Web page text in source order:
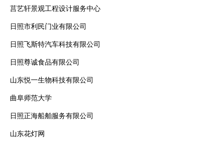
莒艺轩景观工程设计服务中心
日照市利民门业有限公司
日照飞斯特汽车科技有限公司
日照尊诚食品有限公司
山东悦一生物科技有限公司
曲阜师范大学
日照正海船舶服务有限公司
山东花灯网